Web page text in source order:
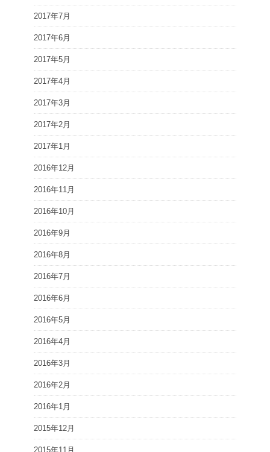
2017年7月
2017年6月
2017年5月
2017年4月
2017年3月
2017年2月
2017年1月
2016年12月
2016年11月
2016年10月
2016年9月
2016年8月
2016年7月
2016年6月
2016年5月
2016年4月
2016年3月
2016年2月
2016年1月
2015年12月
2015年11月